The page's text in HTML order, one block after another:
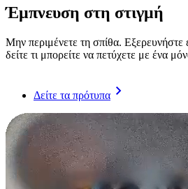
Έμπνευση στη στιγμή
Μην περιμένετε τη σπίθα. Εξερευνήστε
δείτε τι μπορείτε να πετύχετε με ένα
Δείτε τα πρότυπα